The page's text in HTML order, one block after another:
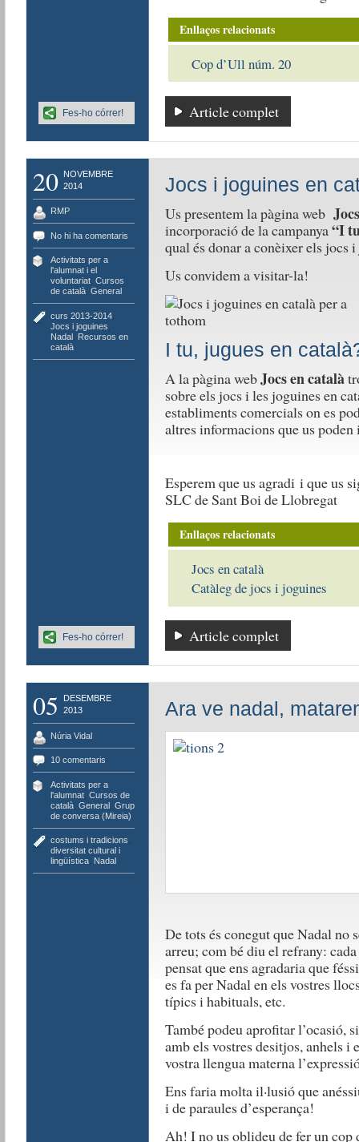
Enllaços relacionats
Cop d’Ull núm. 20
Article complet
Fes-ho córrer!
20
NOVEMBRE
2014
RMP
No hi ha comentaris
Activitats per a
l'alumnat i el
voluntariat, Cursos
de català, General
curs 2013-2014,
Jocs i joguines
Nadal, Recursos en
català
Jocs i joguines en
Us presentem la pàgina web
incorporació de la campanya“I
qual és donar a conèixer els jocs
Us convidem a visitar-la!
I tu, jugues en
A la pàgina webJocs en català
sobre els jocs i les joguines en
establiments comercials on es
altres informacions que us poden
Esperem que us agradi i que us
SLC de Sant Boi de Llobregat
Enllaços relacionats
Jocs en català
Catàleg de jocs i joguines
Article complet
Fes-ho córrer!
05
DESEMBRE
2013
Núria Vidal
10 comentaris
Activitats per a
l'alumnat, Cursos de
català, General, Grup
de conversa (Mireia)
costums i tradicions
diversitat cultural i
lingüística, Nadal
Ara ve nadal,
De tots és conegut que Nadal no
arreu; com bé diu el refrany:
pensat que ens agradaria que
es fa per Nadal en els vostres
típics i habituals, etc.
També podeu aprofitar l’ocasió,
amb els vostres desitjos, anhels i
vostra llengua materna
Ens faria molta il·lusió que
i de paraules d’esperança!
Ah! I no us oblideu de fer un cop